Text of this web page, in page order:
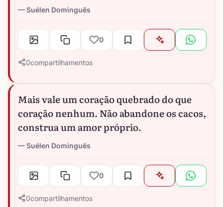
Suélen Dominguês
0
0compartilhamentos
Mais vale um coração quebrado do que
coração nenhum. Não abandone os cacos,
construa um amor próprio.
Suélen Dominguês
0
0compartilhamentos